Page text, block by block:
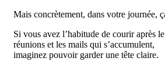
Mais concrètement, dans votre journée,
Si vous avez l’habitude de courir après
réunions et les mails qui s’accumulent,
imaginez pouvoir garder une tête claire.